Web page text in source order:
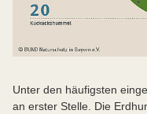
Unter den häufigsten
an erster Stelle. Die